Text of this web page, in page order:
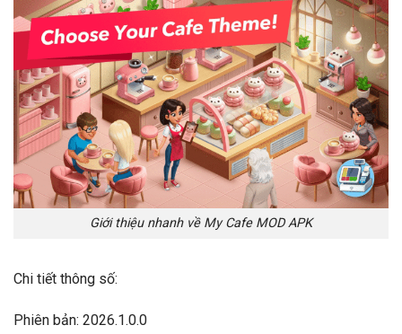
Giới thiệu nhanh về My Cafe MOD APK
Chi tiết thông số:
Phiên bản: 2026.1.0.0